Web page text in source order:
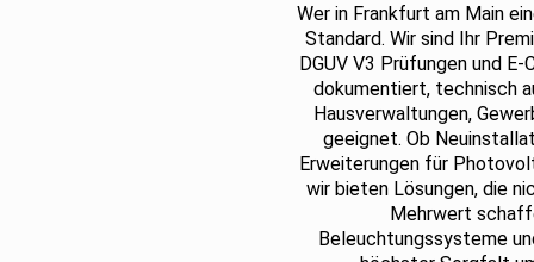
Wer in Frankfurt am Main
Standard. Wir sind Ihr
DGUV V3 Prüfungen und
dokumentiert, technisch
Hausverwaltungen,
geeignet. Ob
Erweiterungen für
wir bieten Lösungen, die
Mehrwert
Beleuchtungssysteme